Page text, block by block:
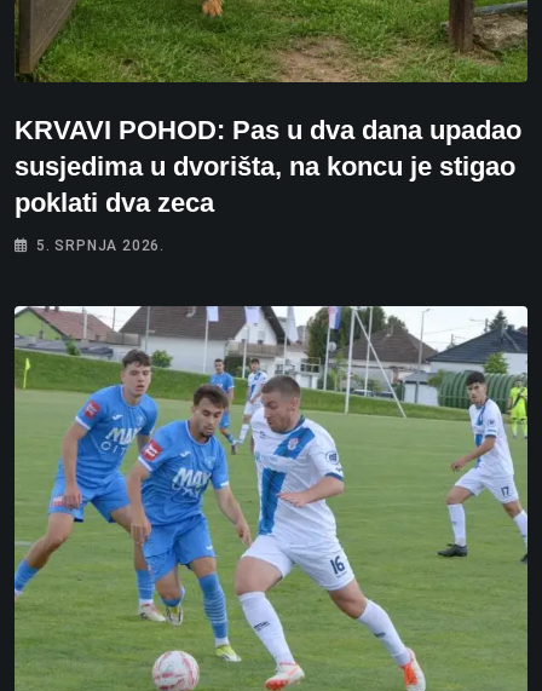
KRVAVI POHOD: Pas u dva dana upadao
susjedima u dvorišta, na koncu je stigao
poklati dva zeca
5. SRPNJA 2026.